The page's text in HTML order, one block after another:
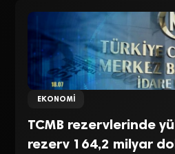
EKONOMI
TCMB rezervlerinde
rezerv 164,2 milyar